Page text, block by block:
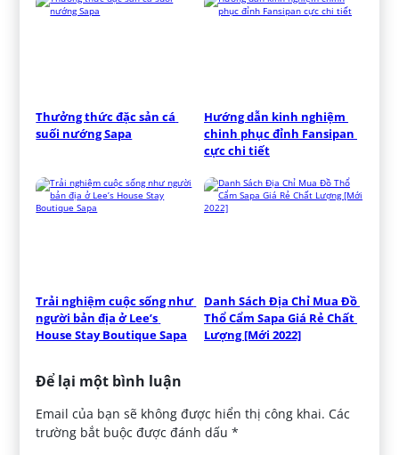
Thưởng thức đặc sản cá
suối nướng Sapa
Hướng dẫn kinh nghiệm
chinh phục đỉnh Fansipan
cực chi tiết
Trải nghiệm cuộc sống như
người bản địa ở Lee’s
House Stay Boutique Sapa
Danh Sách Địa Chỉ Mua Đồ
Thổ Cẩm Sapa Giá Rẻ Chất
Lượng [Mới 2022]
Để lại một bình luận
Email của bạn sẽ không được hiển thị công khai. Các
trường bắt buộc được đánh dấu*